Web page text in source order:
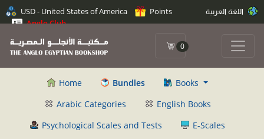
USD - United States of America
Points
Anglo Club
0
Home Bundles
Books
Arabic Categories
English Books
Psychological Scales and Tests
E-Scales